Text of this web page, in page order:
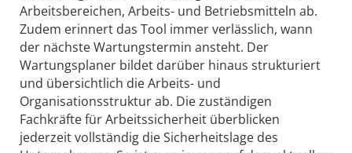
Arbeitsbereichen, Arbeits- und Betriebsmitteln ab.
Zudem erinnert das Tool immer verlässlich, wann
der nächste Wartungstermin ansteht. Der
Wartungsplaner bildet darüber hinaus strukturiert
und übersichtlich die Arbeits- und
Organisationsstruktur ab. Die zuständigen
Fachkräfte für Arbeitssicherheit überblicken
jederzeit vollständig die Sicherheitslage des